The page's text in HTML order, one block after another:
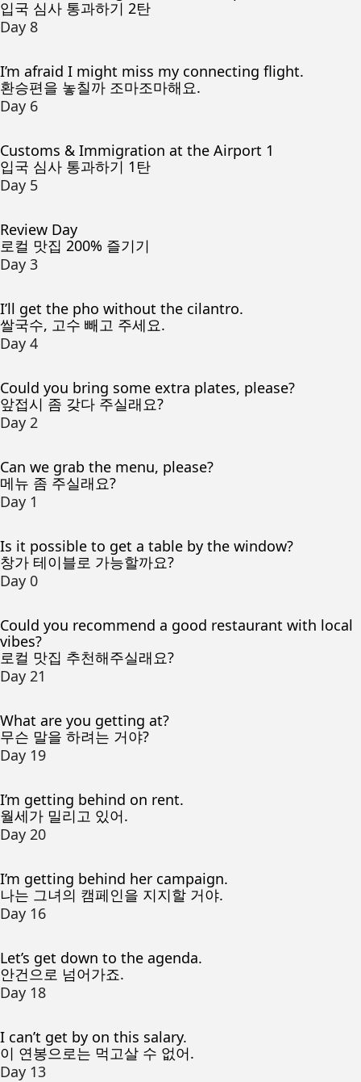
입국 심사 통과하기 2탄
Day 8
I’m afraid I might miss my connecting flight.
환승편을 놓칠까 조마조마해요.
Day 6
Customs & Immigration at the Airport 1
입국 심사 통과하기 1탄
Day 5
Review Day
로컬 맛집 200% 즐기기
Day 3
I’ll get the pho without the cilantro.
쌀국수, 고수 빼고 주세요.
Day 4
Could you bring some extra plates, please?
앞접시 좀 갖다 주실래요?
Day 2
Can we grab the menu, please?
메뉴 좀 주실래요?
Day 1
Is it possible to get a table by the window?
창가 테이블로 가능할까요?
Day 0
Could you recommend a good restaurant with local
vibes?
로컬 맛집 추천해주실래요?
Day 21
What are you getting at?
무슨 말을 하려는 거야?
Day 19
I’m getting behind on rent.
월세가 밀리고 있어.
Day 20
I’m getting behind her campaign.
나는 그녀의 캠페인을 지지할 거야.
Day 16
Let’s get down to the agenda.
안건으로 넘어가죠.
Day 18
I can’t get by on this salary.
이 연봉으로는 먹고살 수 없어.
Day 13